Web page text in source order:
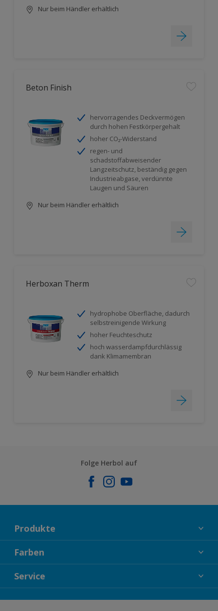
Nur beim Händler erhältlich
Beton Finish
hervorragendes Deckvermögen
durch hohen Festkörpergehalt
hoher CO₂-Widerstand
regen- und
schadstoffabweisender
Langzeitschutz, beständig gegen
Industrieabgase, verdünnte
Laugen und Säuren
Nur beim Händler erhältlich
Herboxan Therm
hydrophobe Oberfläche, dadurch
selbstreinigende Wirkung
hoher Feuchteschutz
hoch wasserdampfdurchlässig
dank Klimamembran
Nur beim Händler erhältlich
Folge Herbol auf
Produkte
FASSADENFARBEN
INNENFARBEN
LACKE
Farben
KOLLEKTIONEN
FARBTRENDS
FARBBERATUNG
Service